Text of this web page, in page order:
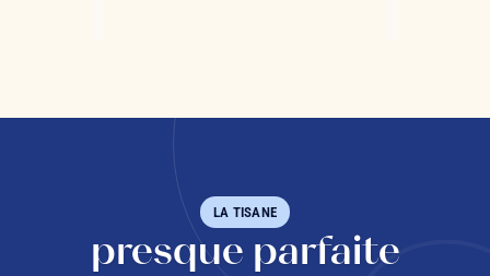
LA TISANE
presque parfaite